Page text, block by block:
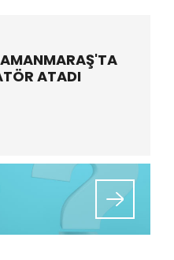
ATADI